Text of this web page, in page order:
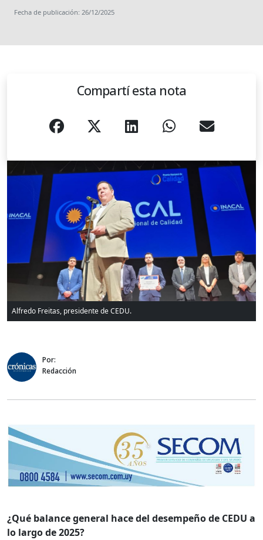
Fecha de publicación: 26/12/2025
Compartí esta nota
Alfredo Freitas, presidente de CEDU.
Por:
Redacción
¿Qué balance general hace del desempeño de CEDU a
lo largo de 2025?